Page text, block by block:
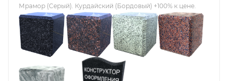
Мрамор (Серый). Курдайский (Бордовый) +100% к цене.